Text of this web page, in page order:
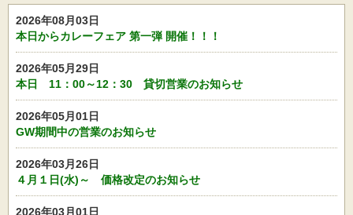
2026年08月03日
本日からカレーフェア 第一弾 開催！！！
2026年05月29日
本日 11：00～12：30 貸切営業のお知らせ
2026年05月01日
GW期間中の営業のお知らせ
2026年03月26日
４月１日(水)～ 価格改定のお知らせ
2026年03月01日